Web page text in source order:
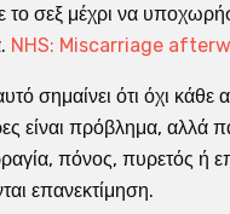
το σεξ μέχρι να
NHS: Miscarriage
σημαίνει ότι όχι κάθε
είναι πρόβλημα, αλλά
πόνος, πυρετός ή
επανεκτίμηση.